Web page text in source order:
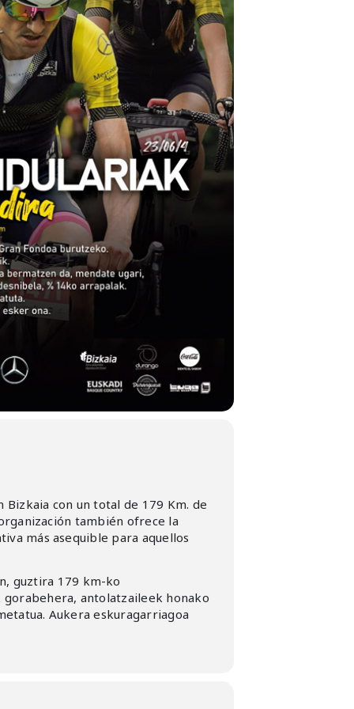
Bizkaia con un total de 179 Km. de
también ofrece la
más asequible para aquellos
guztira 179 km-ko
antolatzaileek honako
Aukera eskuragarriagoa